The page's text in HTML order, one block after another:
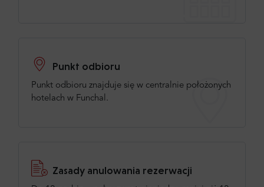
Punkt odbioru
Punkt odbioru znajduje się w centralnie położonych
hotelach w Funchal.
Zasady anulowania rezerwacji